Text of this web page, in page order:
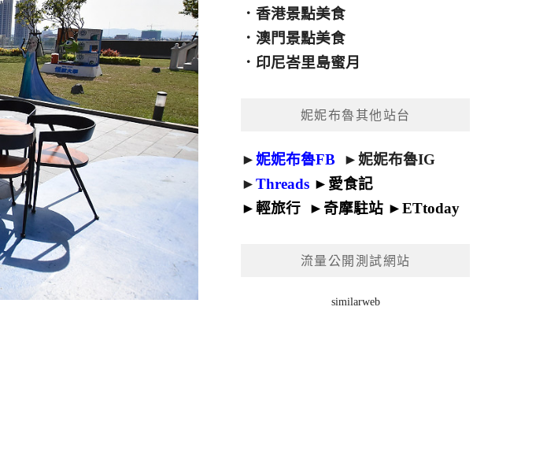
．香港景點美食
．澳門景點美食
． 印尼峇里島蜜月
妮妮布魯其他站台
►妮妮布魯FB ►妮妮布魯IG
►Threads ► 愛食記
►輕旅行 ► 奇摩駐站 ►ETtoday
流量公開測試網站
similarweb